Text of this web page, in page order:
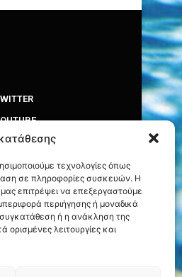
τεχνολογίες όπως
σε πληροφορίες συσκευών. Η
επιτρέψει να επεξεργαστούμε
περιήγησης ή μοναδικά
ή η ανάκληση της
λειτουργίες και